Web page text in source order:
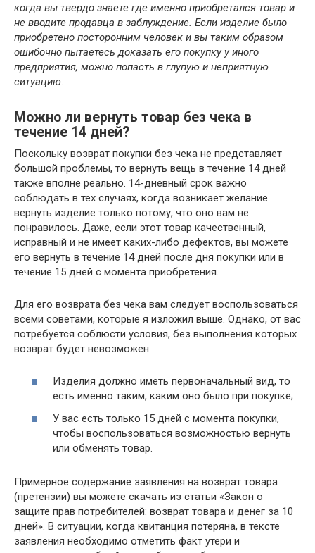
когда вы твердо знаете где именно приобретался товар и
не вводите продавца в заблуждение. Если изделие было
приобретено посторонним человек и вы таким образом
ошибочно пытаетесь доказать его покупку у иного
предприятия, можно попасть в глупую и неприятную
ситуацию.
Можно ли вернуть товар без чека в
течение 14 дней?
Поскольку возврат покупки без чека не представляет
большой проблемы, то вернуть вещь в течение 14 дней
также вполне реально. 14-дневный срок важно
соблюдать в тех случаях, когда возникает желание
вернуть изделие только потому, что оно вам не
понравилось. Даже, если этот товар качественный,
исправный и не имеет каких-либо дефектов, вы можете
его вернуть в течение 14 дней после дня покупки или в
течение 15 дней с момента приобретения.
Для его возврата без чека вам следует воспользоваться
всеми советами, которые я изложил выше. Однако, от вас
потребуется соблюсти условия, без выполнения которых
возврат будет невозможен:
Изделия должно иметь первоначальный вид, то
есть именно таким, каким оно было при покупке;
У вас есть только 15 дней с момента покупки,
чтобы воспользоваться возможностью вернуть
или обменять товар.
Примерное содержание заявления на возврат товара
(претензии) вы можете скачать из статьи «Закон о
защите прав потребителей: возврат товара и денег за 10
дней». В ситуации, когда квитанция потеряна, в тексте
заявления необходимо отметить факт утери и